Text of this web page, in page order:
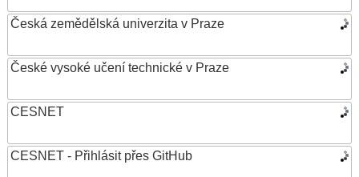
Česká zemědělská univerzita v Praze
České vysoké učení technické v Praze
CESNET
CESNET - Přihlásit přes GitHub